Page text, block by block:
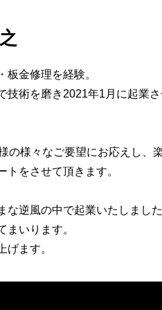
金修理を経験。
技術を磨き2021年1月に起業さ
の様々なご要望にお応えし、
をさせて頂きます。
な逆風の中で起業いたしまし
いります。
げます。